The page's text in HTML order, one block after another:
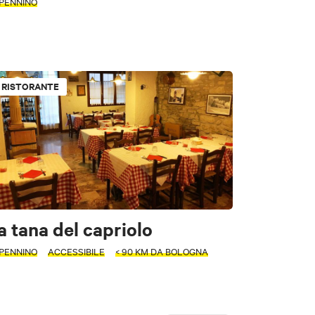
RISTORANTE
tana del capriolo
ACCESSIBILE < 90 KM DA BOLOGNA